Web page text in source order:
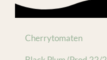
Cherrytomaten